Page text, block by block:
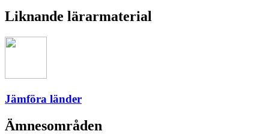
Liknande lärarmaterial
Jämföra länder
Ämnesområden